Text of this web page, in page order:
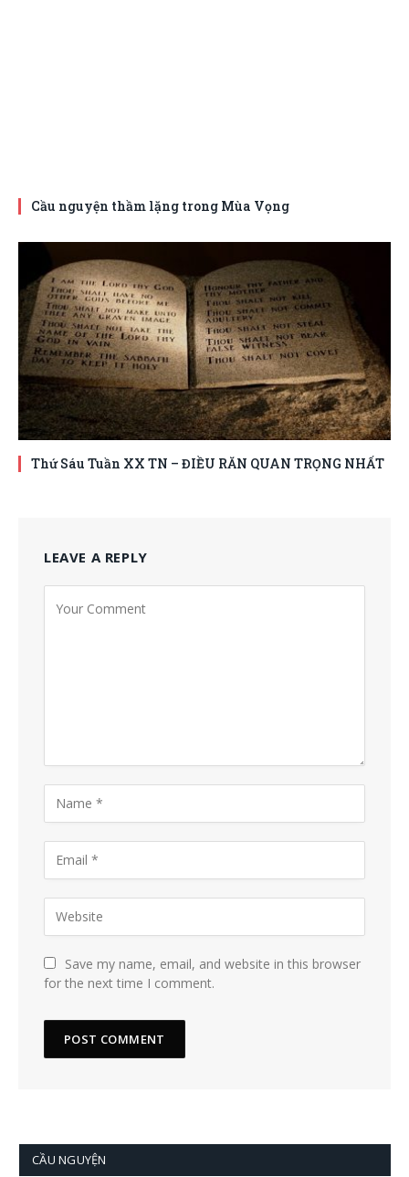
Cầu nguyện thầm lặng trong Mùa Vọng
Thứ Sáu Tuần XX TN – ĐIỀU RĂN QUAN TRỌNG NHẤT
LEAVE A REPLY
Save my name, email, and website in this browser
for the next time I comment.
CẦU NGUYỆN